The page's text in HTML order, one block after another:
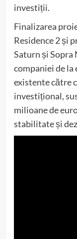
investiții.
Finalizarea
Residence 2 și
Saturn și Sopra
companiei de
existente către
investițional,
milioane de
stabilitate și